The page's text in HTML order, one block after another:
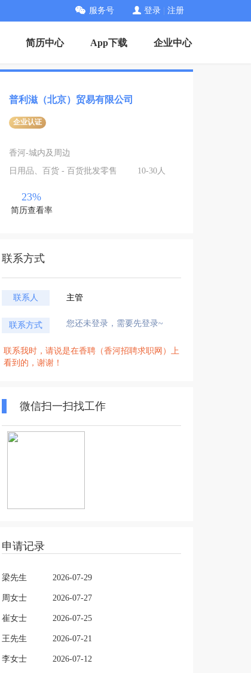
服务号 登录 注册
简历中心 App下载 企业中心
普利滋（北京）贸易有限公司
企业认证
香河-城内及周边
日用品、百货 - 百货批发零售
10-30人
23%
简历查看率
联系方式
联系人 主管
联系方式 您还未登录，需要先登录~
联系我时，请说是在香聘（香河招聘求职网）上
看到的，谢谢！
微信扫一扫找工作
申请记录
梁先生 2026-07-29
周女士 2026-07-27
崔女士 2026-07-25
王先生 2026-07-21
李女士 2026-07-12